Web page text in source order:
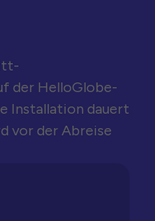
der HelloGlobe-
Installation dauert
vor der Abreise